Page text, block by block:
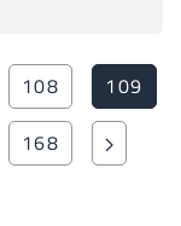
108
109
168